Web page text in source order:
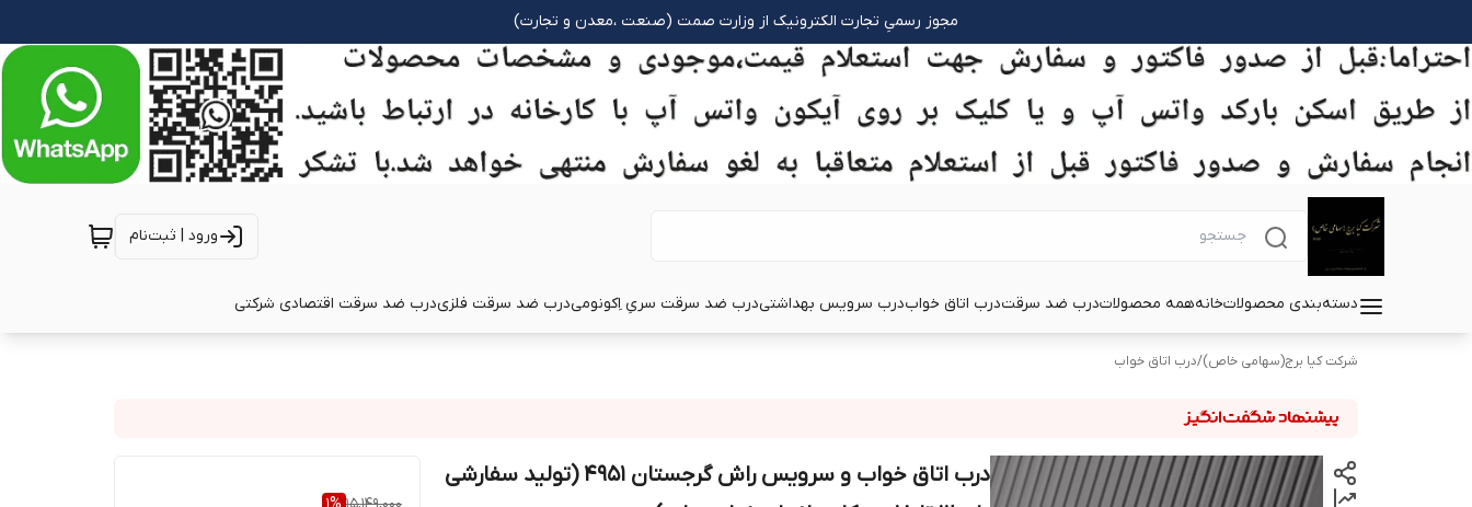
مجوز رسمیِ تجارت الکترونیک از وزارت صمت (صنعت ،معدن و تجارت)
ورود | ثبت‌نام
دسته‌بندی محصولاتخانههمه محصولاتدرب ضد سرقتدرب اتاق خوابدرب سرویس بهداشتیدرب ضد سرقت سریِ اِکونومیدرب ضد سرقت فلزیدرب ضد سرقت اقتصادی شرکتی
شرکت کیا برج(سهامی خاص)/درب اتاق خواب
درب اتاق خواب و سرویس راش گرجستان ۴۹۵۱ (تولید سفارشی